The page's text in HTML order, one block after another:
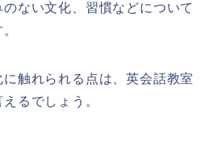
ない文化、習慣などについて
触れられる点は、英会話教室
るでしょう。